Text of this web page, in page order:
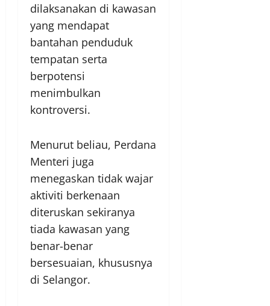
dilaksanakan di kawasan
yang mendapat
bantahan penduduk
tempatan serta
berpotensi
menimbulkan
kontroversi.
Menurut beliau, Perdana
Menteri juga
menegaskan tidak wajar
aktiviti berkenaan
diteruskan sekiranya
tiada kawasan yang
benar-benar
bersesuaian, khususnya
di Selangor.